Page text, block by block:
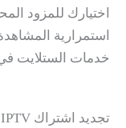
اختيارك للمزود
استمرارية
خدمات الستلايت
تجديد اشتراك IPTV